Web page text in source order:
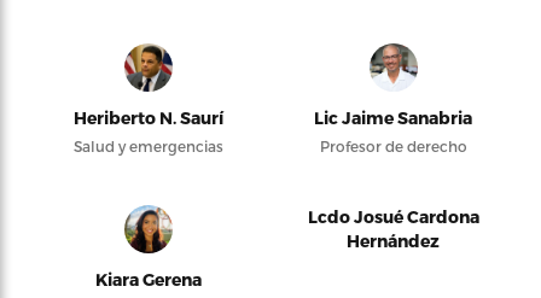
Heriberto N. Saurí
Salud y emergencias
Lic Jaime Sanabria
Profesor de derecho
Kiara Gerena
Lcdo Josué Cardona
Hernández